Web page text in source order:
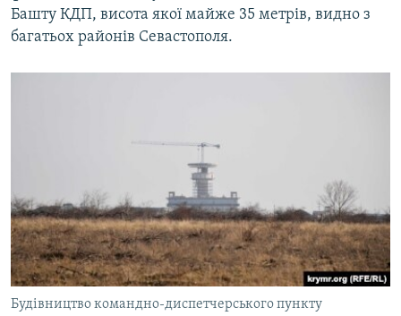
Башту КДП, висота якої майже 35 метрів, видно з
багатьох районів Севастополя.
Будівництво командно-диспетчерського пункту